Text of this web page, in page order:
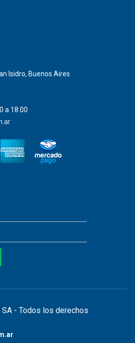
Isidro, Buenos Aires
a 18:00
- Todos los derechos